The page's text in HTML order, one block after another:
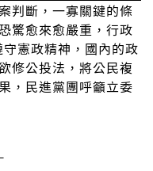
判斷，一寡關鍵的條
驚愈來愈嚴重，行政
憲政精神，國內的政
修公投法，將公民複
，民進黨團呼籲立委